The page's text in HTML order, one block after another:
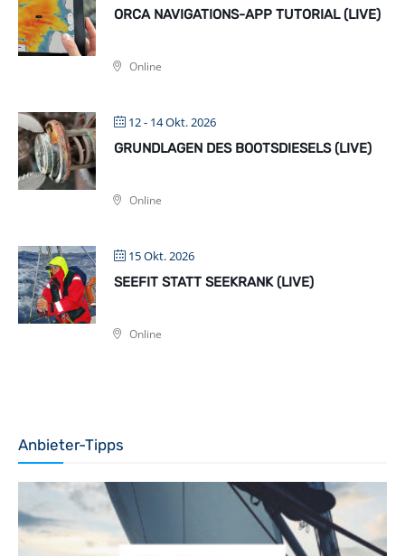
ORCA NAVIGATIONS-APP TUTORIAL (LIVE)
Online
12 - 14 Okt. 2026
GRUNDLAGEN DES BOOTSDIESELS (LIVE)
Online
15 Okt. 2026
SEEFIT STATT SEEKRANK (LIVE)
Online
Anbieter-Tipps